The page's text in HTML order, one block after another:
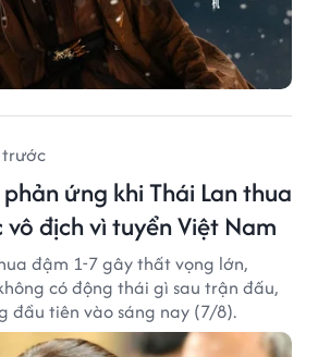
ứng khi Thái Lan thua
địch vì tuyển Việt Nam
đậm 1-7 gây thất vọng lớn,
có động thái gì sau trận đấu,
đầu tiên vào sáng nay (7/8).